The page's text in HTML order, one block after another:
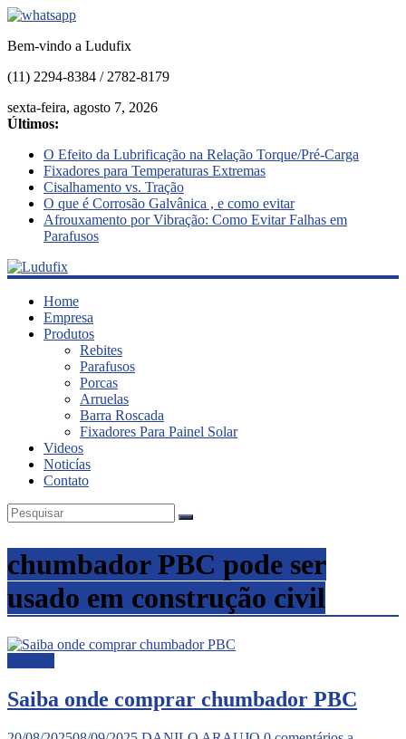
Bem-vindo a Ludufix
(11) 2294-8384 / 2782-8179
sexta-feira, agosto 7, 2026
Últimos:
O Efeito da Lubrificação na Relação Torque/Pré-Carga
Fixadores para Temperaturas Extremas
Cisalhamento vs. Tração
O que é Corrosão Galvânica , e como evitar
Afrouxamento por Vibração: Como Evitar Falhas em
Parafusos
Ludufix
Fixadores
Home
Empresa
Produtos
Rebites
Parafusos
Porcas
Arruelas
Barra Roscada
Fixadores Para Painel Solar
Videos
Noticías
Contato
chumbador PBC pode ser
usado em construção civil
Saiba onde comprar chumbador PBC